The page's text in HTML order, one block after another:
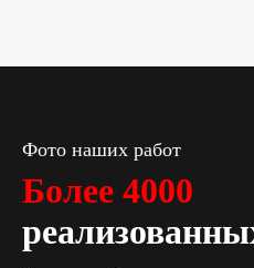
Фото наших работ
Более 4000